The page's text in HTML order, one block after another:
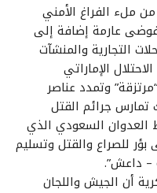
ملء الفراغ الأمني
عارمة إضافة إلى
التجارية والمنشآت
الإماراتي
وتمدد عناصر
تمارس جرائم القتل
السعودي الذي
للصراع والقتل وتسليم
– داعش”.
أن الجيش واللجان